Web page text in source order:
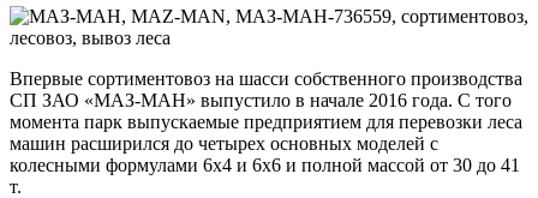
Впервые сортиментовоз на шасси собственного производства
СП ЗАО «МАЗ-МАН» выпустило в начале 2016 года. С того
момента парк выпускаемые предприятием для перевозки леса
машин расширился до четырех основных моделей с
колесными формулами 6х4 и 6х6 и полной массой от 30 до 41
т.